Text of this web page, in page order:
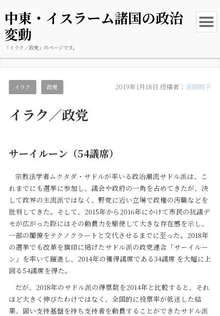
中東・イスラーム諸国の政治
変動
「イラク／政党」のページです。
イラク 政党 2019年1月18日 投稿者： 吉岡明子
イラク／政党
サーイルーン（54議席）
宗教法学者ムクタダ・サドルが率いる政治潮流サドル派は、こ
れまでにも選挙に参加し、議会や政府の一角を占めてきたが、決
して政界の主流派ではなく、野党に近い立場で政権の汚職などを
批判してきた。そして、2015年から2016年にかけて市民の抗議デ
モが広がった際にはその動員力を駆使して大きな存在感を示し、
一部の閣僚をテクノクラートと交代させるまでに至った。2018年
の選挙でも改革を旗印に掲げたサドル派の政党連合「サーイルー
ン」を率いて躍進し、2014年の獲得議席である34議席 を大幅に上
回る54議席を得た。
だが、2018年のサドル派の得票数を2014年と比較すると、それ
ほど大きく伸びたわけではなく、全国的に投票率が低迷した結
果、固い支持基盤を持ち支持者を動員することができたサドル派